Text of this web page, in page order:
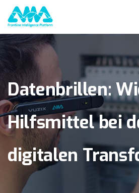
Datenbrillen:
Hilfsmittel bei
digitalen